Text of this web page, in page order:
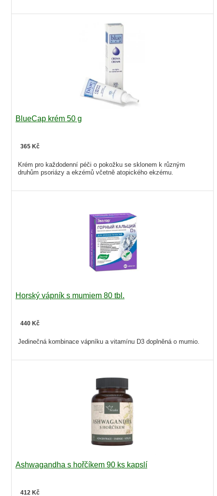
BlueCap krém 50 g
365 Kč
Krém pro každodenní péči o pokožku se sklonem k různým
druhům psoriázy a ekzémů včetně atopického ekzému.
Horský vápník s mumiem 80 tbl.
440 Kč
Jedinečná kombinace vápníku a vitamínu D3 doplněná o mumio.
Ashwagandha s hořčíkem 90 ks kapslí
412 Kč